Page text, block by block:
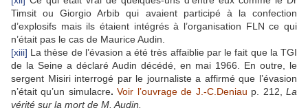
Timsit ou Giorgio Arbib qui avaient participé à la confection
d’explosifs mais ils étaient intégrés à l’organisation FLN ce qui
n’était pas le cas de Maurice Audin.
[xiii] La thèse de l’évasion a été très affaiblie par le fait que la TGI
de la Seine a déclaré Audin décédé, en mai 1966. En outre, le
sergent Misiri interrogé par le journaliste a affirmé que l’évasion
n’était qu’un simulacre.Voir l’ouvrage de J.-C.Deniau p. 212,
La
vérité sur la mort de M. Audin.